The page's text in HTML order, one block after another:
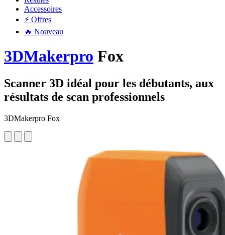
Accessoires
⚡ Offres
🔥 Nouveau
3DMakerpro Fox
Scanner 3D idéal pour les débutants, aux
résultats de scan professionnels
3DMakerpro Fox